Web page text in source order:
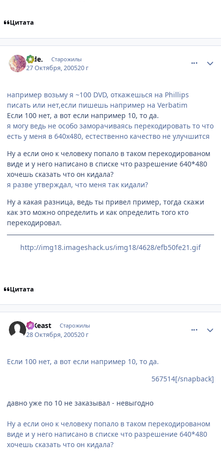
Цитата
hide. Старожилы
27 Октября, 200520 г
например возьму я ~100 DVD, откажешься на Phillips
писать или нет,если пишешь например на Verbatim
Если 100 нет, а вот если например 10, то да.
я могу ведь не особо заморачиваясь перекодировать то что
есть у меня в 640x480, естественно качество не улучшится
Ну а если оно к человеку попало в таком перекодированом
виде и у него написано в списке что разрешение 640*480
хочешь сказать что он кидала?
я разве утверждал, что меня так кидали?
Ну а какая разница, ведь ты привел пример, тогда скажи
как это можно определить и как определить того кто
перекодировал.
http://img18.imageshack.us/img18/4628/efb50fe21.gif
Цитата
TrKeast Старожилы
28 Октября, 200520 г
Если 100 нет, а вот если например 10, то да.
567514[/snapback]
давно уже по 10 не заказывал - невыгодно
Ну а если оно к человеку попало в таком перекодированом
виде и у него написано в списке что разрешение 640*480
хочешь сказать что он кидала?